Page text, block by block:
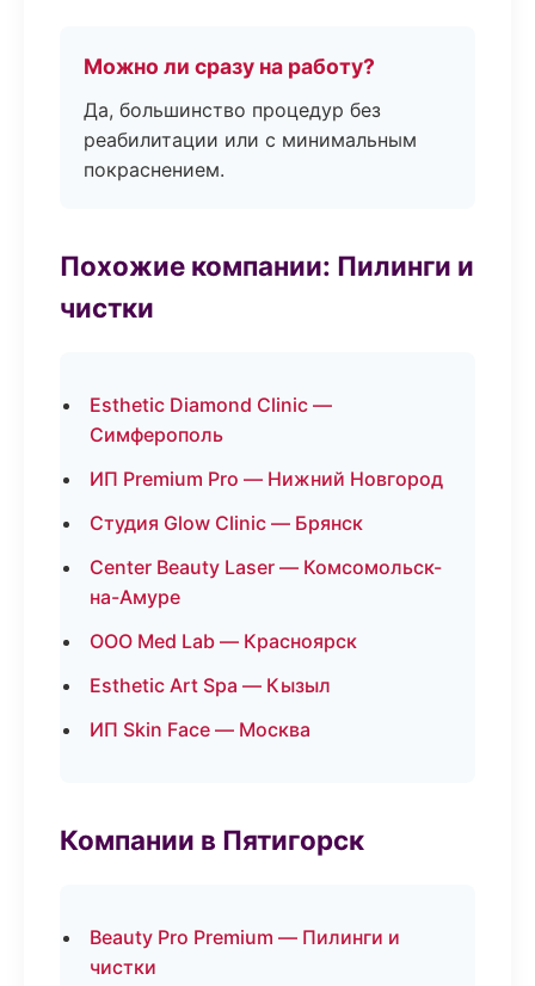
Можно ли сразу на работу?
Да, большинство процедур без
реабилитации или с минимальным
покраснением.
Похожие компании: Пилинги и
чистки
Esthetic Diamond Clinic —
Симферополь
ИП Premium Pro — Нижний Новгород
Студия Glow Clinic — Брянск
Center Beauty Laser — Комсомольск-
на-Амуре
ООО Med Lab — Красноярск
Esthetic Art Spa — Кызыл
ИП Skin Face — Москва
Компании в Пятигорск
Beauty Pro Premium — Пилинги и
чистки